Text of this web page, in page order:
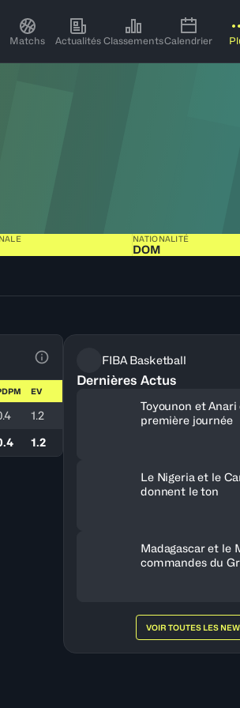
Matchs Actualités ClassementsCalendrier
NATIONALITÉ
DOM
Voir la Légende du Tableau
EV
1.2
1.2
FIBA Basketball
Dernières Actus
Toyounon et
première journée
Le Nigeria et le
donnent le ton
Madagascar et le
commandes du
VOIR TOUTES LES